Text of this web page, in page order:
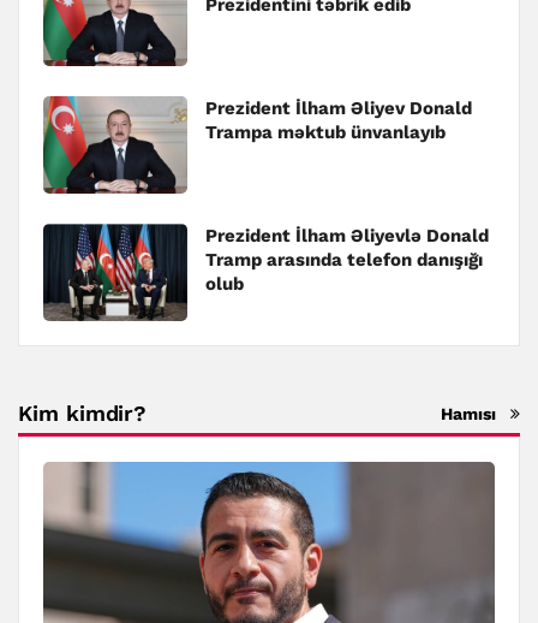
Prezidentini təbrik edib
Prezident İlham Əliyev Donald
Trampa məktub ünvanlayıb
Prezident İlham Əliyevlə Donald
Tramp arasında telefon danışığı
olub
Kim kimdir? Hamısı